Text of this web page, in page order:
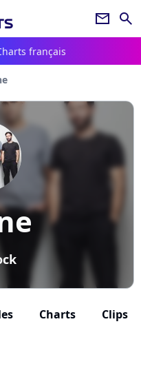
newsletter search
français
Charts Clips